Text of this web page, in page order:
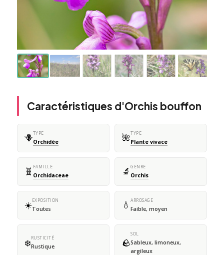
Caractéristiques d'Orchis bouffon
🪻TYPE
Orchidée 🌺TYPE
Plante vivace
🧬 FAMILLE
Orchidaceae 🔬 GENRE
Orchis
☀️EXPOSITION
Toutes 💧 ARROSAGE
Faible, moyen
❄️RUSTICITÉ
Rustique 🪨
SOL
Sableux, limoneux,
argileux